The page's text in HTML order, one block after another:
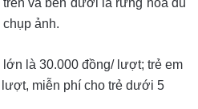
và bên dưới là rừng hoa đủ
ảnh.
là 30.000 đồng/ lượt; trẻ em
miễn phí cho trẻ dưới 5